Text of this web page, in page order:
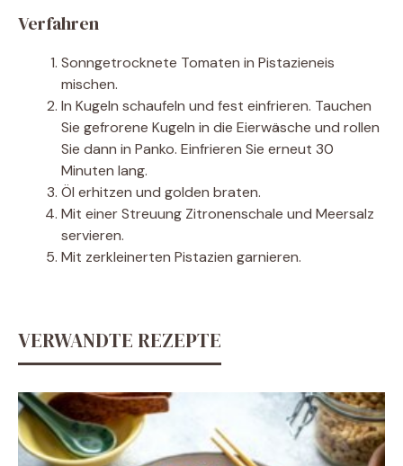
Verfahren
Sonngetrocknete Tomaten in Pistazieneis
mischen.
In Kugeln schaufeln und fest einfrieren. Tauchen
Sie gefrorene Kugeln in die Eierwäsche und rollen
Sie dann in Panko. Einfrieren Sie erneut 30
Minuten lang.
Öl erhitzen und golden braten.
Mit einer Streuung Zitronenschale und Meersalz
servieren.
Mit zerkleinerten Pistazien garnieren.
VERWANDTE REZEPTE